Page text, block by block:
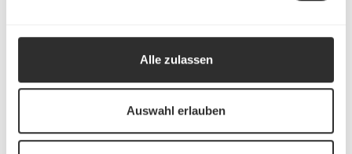
Alle zulassen
Auswahl erlauben